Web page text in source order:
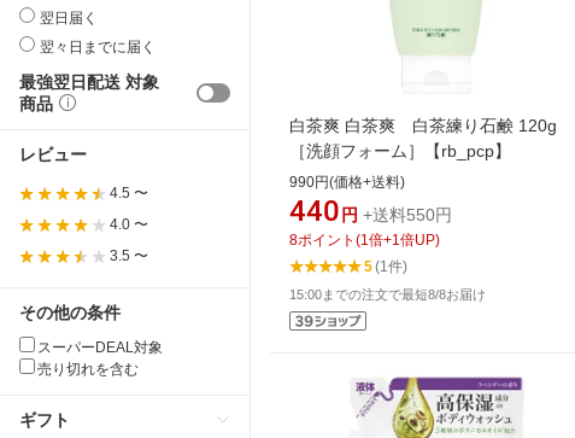
翌日届く
翌々日までに届く
最強翌日配送 対象
商品
レビュー
4.5 〜
4.0 〜
3.5 〜
その他の条件
スーパーDEAL対象
売り切れを含む
ギフト
白茶爽 白茶爽 白茶練り石鹸 120g
［洗顔フォーム］【rb_pcp】
990円(価格+送料)
440 円 +送料550円
8ポイント (1 倍+1 倍UP)
5(1件)
15:00までの注文で最短8/8お届け